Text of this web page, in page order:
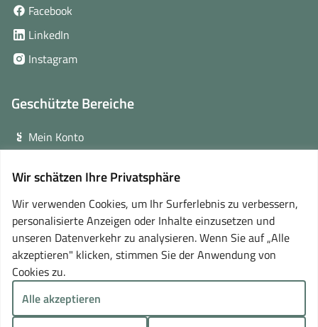
Wir schätzen Ihre Privatsphäre
Wir verwenden Cookies, um Ihr Surferlebnis zu verbessern,
personalisierte Anzeigen oder Inhalte einzusetzen und
unseren Datenverkehr zu analysieren. Wenn Sie auf „Alle
akzeptieren" klicken, stimmen Sie der Anwendung von
Cookies zu.
Alle akzeptieren
Facebook
Fenster)
LinkedIn
neuem
Instagram(öffnet
Fenster)
Geschützte Bereiche
Mein Konto
Online-Lernplattform(öffnet
in
neuem
Fenster)
Partner